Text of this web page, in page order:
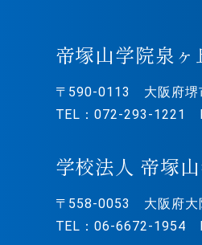
帝塚山学院泉
〒590-0113 大阪府
TEL：072-293-1221
学校法人 帝塚
〒558-0053 大阪府
TEL：06-6672-1954